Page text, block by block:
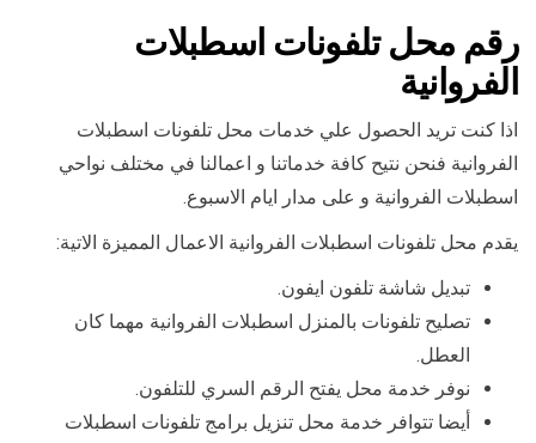
رقم محل تلفونات اسطبلات
الفروانية
اذا كنت تريد الحصول علي خدمات محل تلفونات اسطبلات
الفروانية فنحن نتيح كافة خدماتنا و اعمالنا في مختلف نواحي
اسطبلات الفروانية و على مدار ايام الاسبوع.
يقدم محل تلفونات اسطبلات الفروانية الاعمال المميزة الاتية:
تبديل شاشة تلفون ايفون.
تصليح تلفونات بالمنزل اسطبلات الفروانية مهما كان
العطل.
نوفر خدمة محل يفتح الرقم السري للتلفون.
أيضا تتوافر خدمة محل تنزيل برامج تلفونات اسطبلات